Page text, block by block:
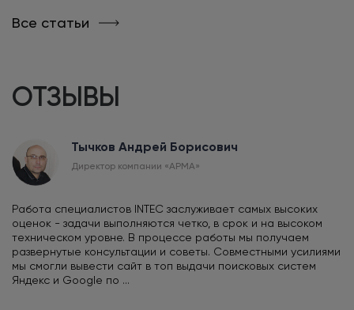
Все статьи
ОТЗЫВЫ
Тычков Андрей Борисович
Директор компании «АРМА»
Работа специалистов INTEC заслуживает самых высоких
оценок - задачи выполняются четко, в срок и на высоком
техническом уровне. В процессе работы мы получаем
развернутые консультации и советы. Совместными усилиями
мы смогли вывести сайт в топ выдачи поисковых систем
Яндекс и Google по ...